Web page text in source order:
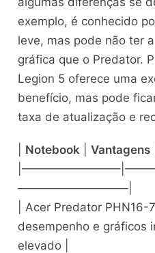
exemplo, é conhecido
leve, mas pode não ter
gráfica que o Predator.
Legion 5 oferece uma
benefício, mas pode
taxa de atualização e
Notebook Vantagens|
—————————–|
| Acer Predator
desempenho e gráficos
elevado |